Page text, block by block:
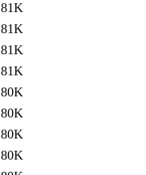
81K
81K
81K
81K
80K
80K
80K
80K